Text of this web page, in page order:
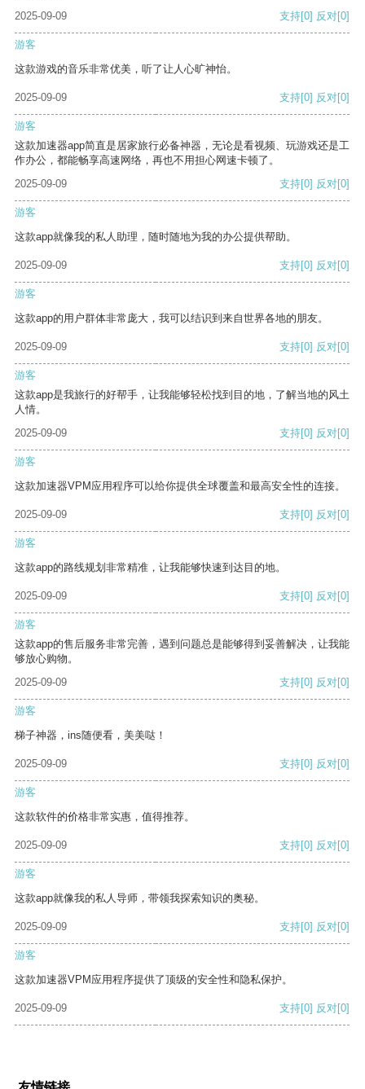
2025-09-09
支持[0] 反对[0]
游客
这款游戏的音乐非常优美，听了让人心旷神怡。
2025-09-09 支持[0] 反对[0]
游客
这款加速器app简直是居家旅行必备神器，无论是看视频、玩游戏还是工
作办公，都能畅享高速网络，再也不用担心网速卡顿了。
2025-09-09
支持[0] 反对[0]
游客
这款app就像我的私人助理，随时随地为我的办公提供帮助。
2025-09-09 支持[0] 反对[0]
游客
这款app的用户群体非常庞大，我可以结识到来自世界各地的朋友。
2025-09-09 支持[0] 反对[0]
游客
这款app是我旅行的好帮手，让我能够轻松找到目的地，了解当地的风土
人情。
2025-09-09
支持[0] 反对[0]
游客
这款加速器VPM应用程序可以给你提供全球覆盖和最高安全性的连接。
2025-09-09 支持[0] 反对[0]
游客
这款app的路线规划非常精准，让我能够快速到达目的地。
2025-09-09 支持[0] 反对[0]
游客
这款app的售后服务非常完善，遇到问题总是能够得到妥善解决，让我能
够放心购物。
2025-09-09
支持[0] 反对[0]
游客
梯子神器，ins随便看，美美哒！
2025-09-09 支持[0] 反对[0]
游客
这款软件的价格非常实惠，值得推荐。
2025-09-09 支持[0] 反对[0]
游客
这款app就像我的私人导师，带领我探索知识的奥秘。
2025-09-09 支持[0] 反对[0]
游客
这款加速器VPM应用程序提供了顶级的安全性和隐私保护。
2025-09-09 支持[0] 反对[0]